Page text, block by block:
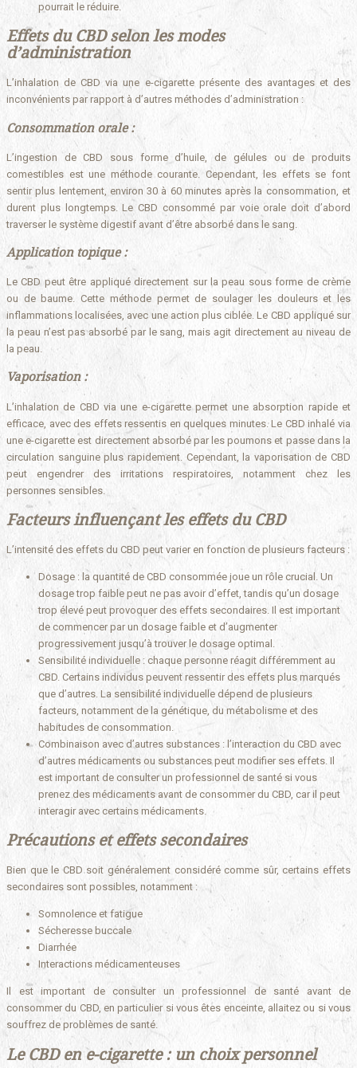
pourrait le réduire.
Effets du CBD selon les modes
d’administration
L’inhalation de CBD via une e-cigarette présente des avantages et des
inconvénients par rapport à d’autres méthodes d’administration :
Consommation orale :
L’ingestion de CBD sous forme d’huile, de gélules ou de produits
comestibles est une méthode courante. Cependant, les effets se font
sentir plus lentement, environ 30 à 60 minutes après la consommation, et
durent plus longtemps. Le CBD consommé par voie orale doit d’abord
traverser le système digestif avant d’être absorbé dans le sang.
Application topique :
Le CBD peut être appliqué directement sur la peau sous forme de crème
ou de baume. Cette méthode permet de soulager les douleurs et les
inflammations localisées, avec une action plus ciblée. Le CBD appliqué sur
la peau n’est pas absorbé par le sang, mais agit directement au niveau de
la peau.
Vaporisation :
L’inhalation de CBD via une e-cigarette permet une absorption rapide et
efficace, avec des effets ressentis en quelques minutes. Le CBD inhalé via
une e-cigarette est directement absorbé par les poumons et passe dans la
circulation sanguine plus rapidement. Cependant, la vaporisation de CBD
peut engendrer des irritations respiratoires, notamment chez les
personnes sensibles.
Facteurs influençant les effets du CBD
L’intensité des effets du CBD peut varier en fonction de plusieurs facteurs :
Dosage : la quantité de CBD consommée joue un rôle crucial. Un
dosage trop faible peut ne pas avoir d’effet, tandis qu’un dosage
trop élevé peut provoquer des effets secondaires. Il est important
de commencer par un dosage faible et d’augmenter
progressivement jusqu’à trouver le dosage optimal.
Sensibilité individuelle : chaque personne réagit différemment au
CBD. Certains individus peuvent ressentir des effets plus marqués
que d’autres. La sensibilité individuelle dépend de plusieurs
facteurs, notamment de la génétique, du métabolisme et des
habitudes de consommation.
Combinaison avec d’autres substances : l’interaction du CBD avec
d’autres médicaments ou substances peut modifier ses effets. Il
est important de consulter un professionnel de santé si vous
prenez des médicaments avant de consommer du CBD, car il peut
interagir avec certains médicaments.
Précautions et effets secondaires
Bien que le CBD soit généralement considéré comme sûr, certains effets
secondaires sont possibles, notamment :
Somnolence et fatigue
Sécheresse buccale
Diarrhée
Interactions médicamenteuses
Il est important de consulter un professionnel de santé avant de
consommer du CBD, en particulier si vous êtes enceinte, allaitez ou si vous
souffrez de problèmes de santé.
Le CBD en e-cigarette : un choix personnel